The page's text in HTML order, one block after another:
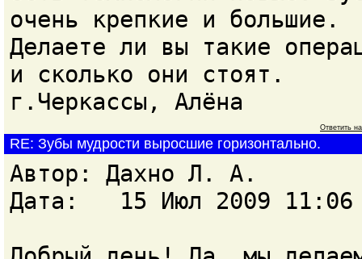
очень крепкие и большие.
Делаете ли вы такие
и сколько они стоят.
г.Черкассы, Алёна
Ответить
RE: Зубы мудрости выросшие горизонтально.
Автор: Дахно Л. А.
Дата: 15 Июл 2009 11:06